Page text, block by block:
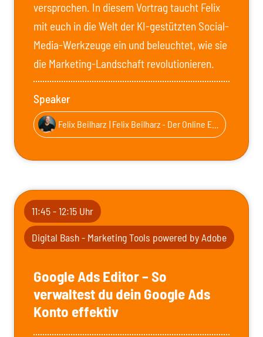
versprochen. In diesem Vortrag taucht Felix
mit euch in die Welt der KI-gestützten Social-
Media-Werkzeuge ein und beleuchtet, wie sie
die Marketing-Landschaft revolutionieren.
Speaker
Felix Beilharz | Felix Beilharz - Der Online Experte
11:45 - 12:15 Uhr
Digital Bash - Marketing Tools powered by Adobe
Google Ads Editor – So
verwaltest du dein Google Ads
Konto effektiv